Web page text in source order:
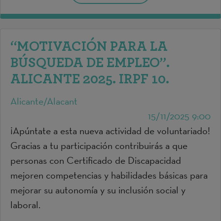
“MOTIVACIÓN PARA LA
BÚSQUEDA DE EMPLEO”.
ALICANTE 2025. IRPF 10.
Alicante/Alacant
15/11/2025 9:00
¡Apúntate a esta nueva actividad de voluntariado!
Gracias a tu participación contribuirás a que
personas con Certificado de Discapacidad
mejoren competencias y habilidades básicas para
mejorar su autonomía y su inclusión social y
laboral.